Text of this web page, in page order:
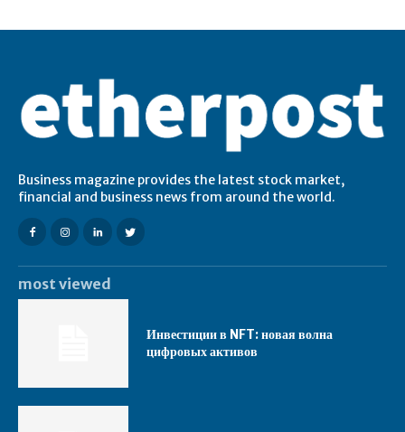
Business magazine provides the latest stock market,
financial and business news from around the world.
most viewed
Инвестиции в NFT: новая волна
цифровых активов